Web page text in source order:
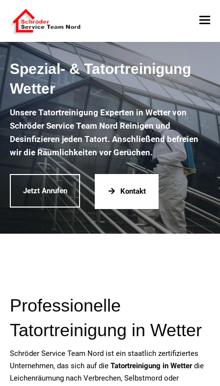
Spezial- & Tatortreinigung
Wetter
Unsere Tatortreinigung Experten in Wetter von
Schröder Service Team Nord Reinigen und
Desinfizieren jeden Tatort. Anschließend befreien
wir die Räumlichkeiten vor Gerüchen.
Jetzt Anrufen Kontakt
Professionelle
Tatortreinigung in Wetter
Schröder Service Team Nord ist ein staatlich zertifiziertes
Unternehmen, das sich auf die Tatortreinigung in Wetter die
Leichenräumung nach Verbrechen, Selbstmord oder